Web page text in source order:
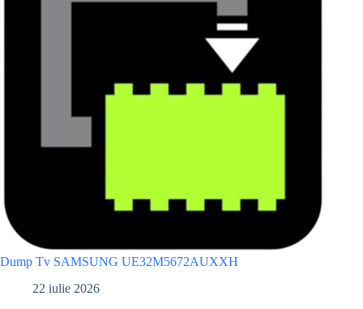
Dump Tv SAMSUNG UE32M5672AUXXH
22 iulie 2026